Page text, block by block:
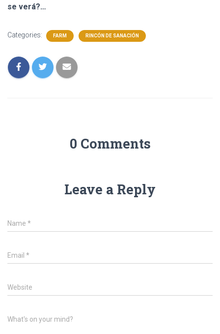
se verá?…
Categories: FARM RINCÓN DE SANACIÓN
0 Comments
Leave a Reply
Name *
Email *
Website
What's on your mind?